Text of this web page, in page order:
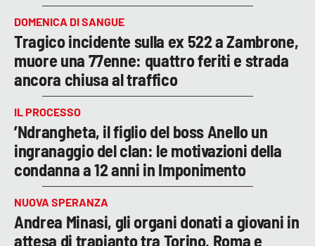
DOMENICA DI SANGUE
Tragico incidente sulla ex 522 a Zambrone,
muore una 77enne: quattro feriti e strada
ancora chiusa al traffico
IL PROCESSO
’Ndrangheta, il figlio del boss Anello un
ingranaggio del clan: le motivazioni della
condanna a 12 anni in Imponimento
NUOVA SPERANZA
Andrea Minasi, gli organi donati a giovani in
attesa di trapianto tra Torino, Roma e